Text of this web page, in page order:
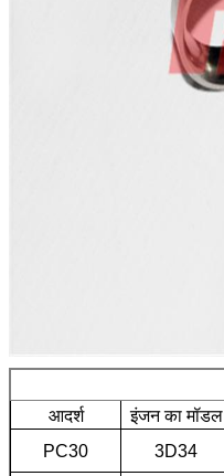
आदर्श इंजन का मॉडल
PC30
3D34